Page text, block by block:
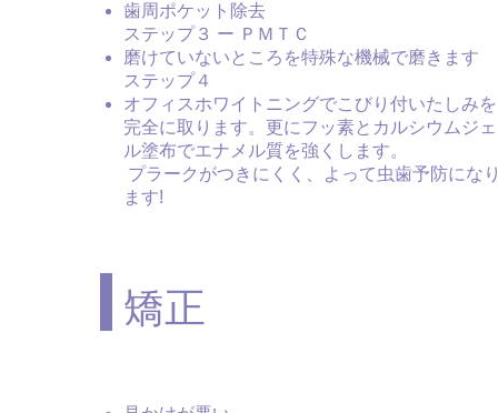
歯周ポケット除去
ステップ３ ー ＰＭＴＣ
磨けていないところを特殊な機械で磨きます
ステップ４
オフィスホワイトニングでこびり付いたしみを
完全に取ります。更にフッ素とカルシウムジェ
ル塗布でエナメル質を強くします。
プラークがつきにくく、よって虫歯予防になり
ます!
​矯正